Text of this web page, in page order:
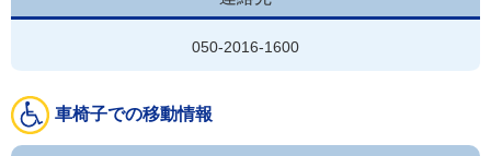
050-2016-1600
車椅子での移動情報